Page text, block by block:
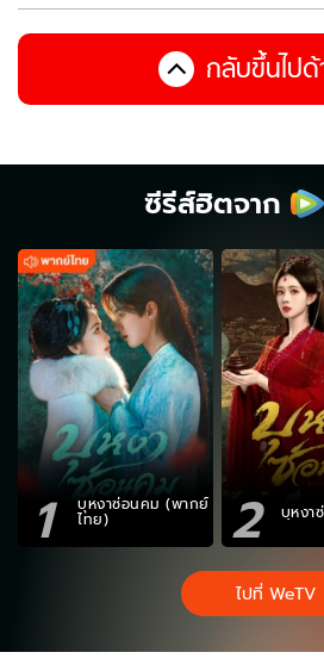
กลับขึ้นไป
ซีรีส์ฮิตจาก
1 บุหงาซ่อนคม (พากย์
ไทย) 2 บุหงา
ไปที่ WeTV